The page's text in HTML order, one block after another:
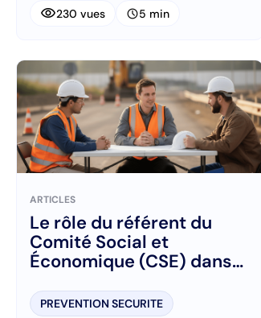
visibility230 vues schedule5 min
ARTICLES
Le rôle du référent du
Comité Social et
Économique (CSE) dans
PREVENTION SECURITE